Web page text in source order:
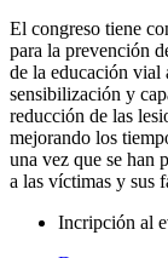
El congreso tiene
para la prevención
de la educación vial
sensibilización y
reducción de las
mejorando los
una vez que se han
a las víctimas y sus
Incripción al